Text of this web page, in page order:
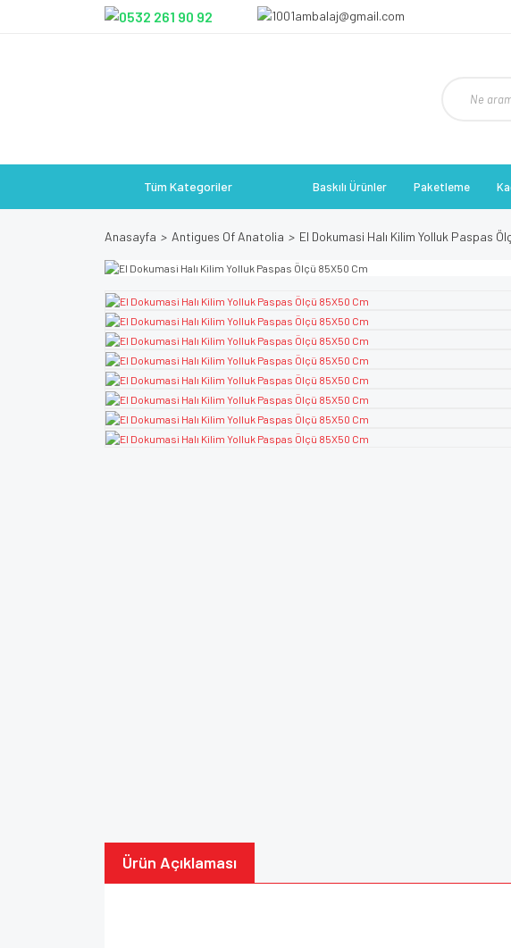
Tüm Kategoriler Baskılı Ürünler Paketleme
Anasayfa Antigues Of Anatolia El Dokumasi Halı Kilim Yolluk Paspas
Ürün Açıklaması